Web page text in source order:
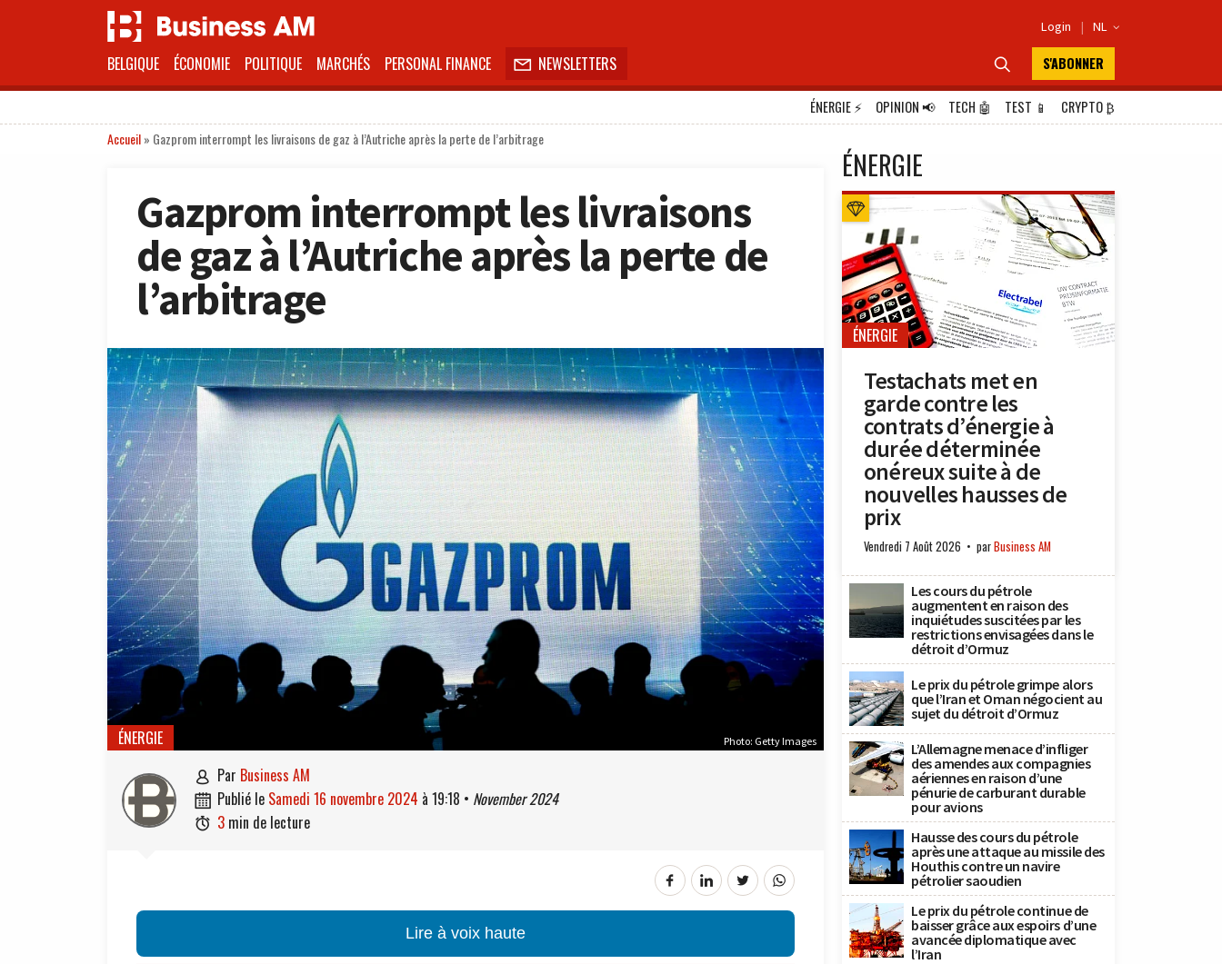
Login | NL 
BELGIQUE ÉCONOMIE POLITIQUE MARCHÉS PERSONAL FINANCE  NEWSLETTERS  S'ABONNER
ÉNERGIE⚡ OPINION📢 TECH 🤖 TEST 📱 CRYPTO₿
Accueil» Gazprom interrompt les livraisons de gaz à l’Autriche après la perte de l’arbitrage
Gazprom interrompt les livraisons
de gaz à l’Autriche après la perte de
l’arbitrage
Photo: Getty Images
ÉNERGIE
 par Business AM
 publié le samedi 16 novembre 2024 à 19:18 • November 2024
 3 min de lecture
Lire à voix haute
ÉNERGIE
ÉNERGIE
Testachats met en
garde contre les
contrats d’énergie à
durée déterminée
onéreux suite à de
nouvelles hausses de
prix
Vendredi 7 Août 2026 parBusiness AM
Les cours du pétrole
augmentent en raison des
inquiétudes suscitées par les
restrictions envisagées dans le
détroit d’Ormuz
Le prix du pétrole grimpe alors
que l’Iran et Oman négocient au
sujet du détroit d’Ormuz
L’Allemagne menace d’infliger
des amendes aux compagnies
aériennes en raison d’une
pénurie de carburant durable
pour avions
Hausse des cours du pétrole
après une attaque au missile des
Houthis contre un navire
pétrolier saoudien
Le prix du pétrole continue de
baisser grâce aux espoirs d’une
avancée diplomatique avec
l’Iran